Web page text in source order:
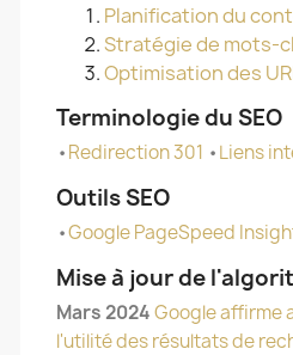
CRÉEZ VOTRE PROPRE
CONTENU VIDÉO PAYANT
PRIVATISÉE
rapide d'Internet, le contenu
vidéo est devenu l'une des
principales formes de
À
Il
Planification du
Stratégie de mots-
Optimisation des
Terminologie du SEO
•Redirection 301 •Liens
Outils SEO
•Google PageSpeed
Mise à jour de
Mars 2024Google affirme
l'utilité des résultats de